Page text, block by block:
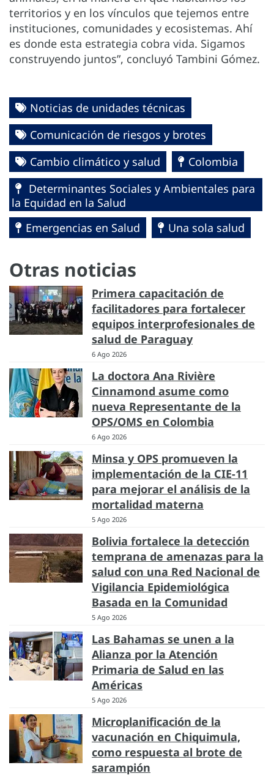
territorios y en los vínculos que tejemos entre
instituciones, comunidades y ecosistemas. Ahí
es donde esta estrategia cobra vida. Sigamos
construyendo juntos”, concluyó Tambini Gómez.
Noticias de unidades técnicas
Comunicación de riesgos y brotes
Cambio climático y salud
Colombia
Determinantes Sociales y Ambientales para
la Equidad en la Salud
Emergencias en Salud
Una sola salud
Otras noticias
Primera capacitación de
facilitadores para fortalecer
equipos interprofesionales de
salud de Paraguay
6 Ago 2026
La doctora Ana Rivière
Cinnamond asume como
nueva Representante de la
OPS/OMS en Colombia
6 Ago 2026
Minsa y OPS promueven la
implementación de la CIE-11
para mejorar el análisis de la
mortalidad materna
5 Ago 2026
Bolivia fortalece la detección
temprana de amenazas para la
salud con una Red Nacional de
Vigilancia Epidemiológica
Basada en la Comunidad
5 Ago 2026
Las Bahamas se unen a la
Alianza por la Atención
Primaria de Salud en las
Américas
5 Ago 2026
Microplanificación de la
vacunación en Chiquimula,
como respuesta al brote de
sarampión